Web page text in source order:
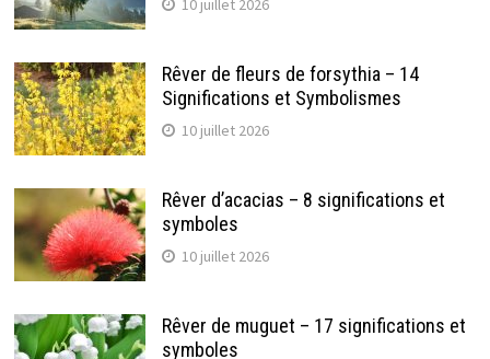
10 juillet 2026
Rêver de fleurs de forsythia – 14
Significations et Symbolismes
10 juillet 2026
Rêver d’acacias – 8 significations et
symboles
10 juillet 2026
Rêver de muguet – 17 significations et
symboles